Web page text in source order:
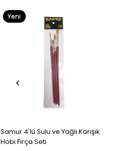
Samur 4'lü Sulu ve Yağlı Karışık
Hobi Fırça Seti
Yeni